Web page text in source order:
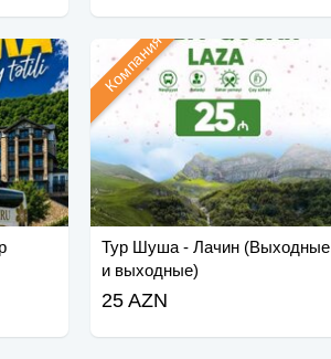
Тур Шуша - Лачин (Выходные
и выходные)
Компания
25 AZN